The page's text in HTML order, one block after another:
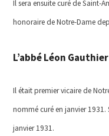
Il sera ensuite curé de Saint-
honoraire de Notre-Dame
L’abbé Léon Gauthier
Il était premier vicaire de
nommé curé en janvier
janvier 1931.